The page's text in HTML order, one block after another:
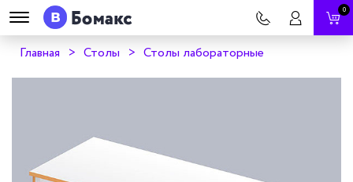
0
Главная Столы Столы лабораторные